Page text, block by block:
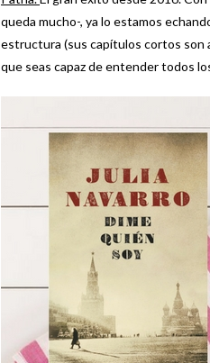
queda mucho-, ya lo estamos
estructura (sus capítulos cortos son
que seas capaz de entender todos